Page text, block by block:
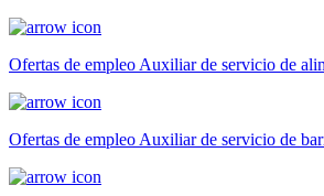
Ofertas de empleo Auxiliar de servicio de
Ofertas de empleo Auxiliar de servicio de